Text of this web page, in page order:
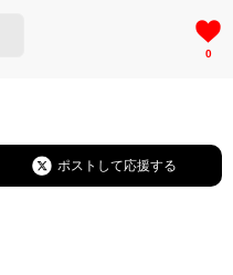
0
ポストして応援する